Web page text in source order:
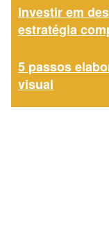
Investir em
estratégia
5 passos
visual